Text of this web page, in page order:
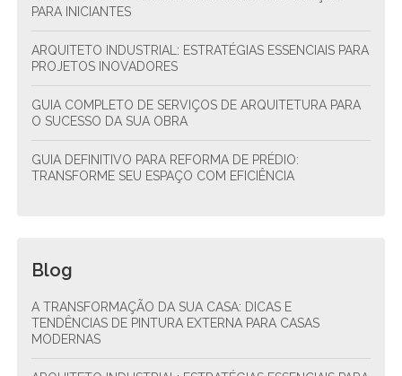
PARA INICIANTES
ARQUITETO INDUSTRIAL: ESTRATÉGIAS ESSENCIAIS PARA
PROJETOS INOVADORES
GUIA COMPLETO DE SERVIÇOS DE ARQUITETURA PARA
O SUCESSO DA SUA OBRA
GUIA DEFINITIVO PARA REFORMA DE PRÉDIO:
TRANSFORME SEU ESPAÇO COM EFICIÊNCIA
Blog
A TRANSFORMAÇÃO DA SUA CASA: DICAS E
TENDÊNCIAS DE PINTURA EXTERNA PARA CASAS
MODERNAS